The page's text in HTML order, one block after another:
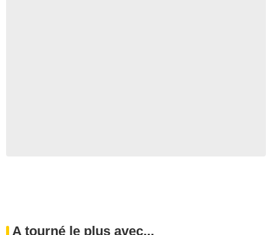
A tourné le plus avec...